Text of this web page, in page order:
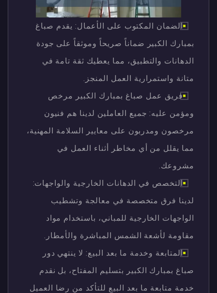
الضمان المكتوب على الأعمال: يقدم صباغ
بمبارك الكبير ضماناً صريحاً وموثقاً على جودة
الدهانات والتطبيق، مما يعطيك ثقة تامة في
متانة واستمرارية العمل المنجز.
فريق عمل صباغ بمبارك الكبير مرخص
ومؤمن عليه: جميع العاملين لدينا هم فنيون
مرخصون ومدربون على معايير السلامة المهنية،
مما يقلل من أي مخاطر أثناء العمل في
مشروعك.
التخصص في الدهانات الخارجية والواجهات:
لدينا فرق متخصصة في معالجة وتشطيب
الواجهات الخارجية للمباني، باستخدام مواد
مقاومة لأشعة الشمس المباشرة والأمطار.
المتابعة وخدمة ما بعد البيع: لا ينتهي دور
صباغ بمبارك الكبير بتسليم المفتاح، بل نقدم
خدمة متابعة ما بعد البيع للتأكد من رضا العميل